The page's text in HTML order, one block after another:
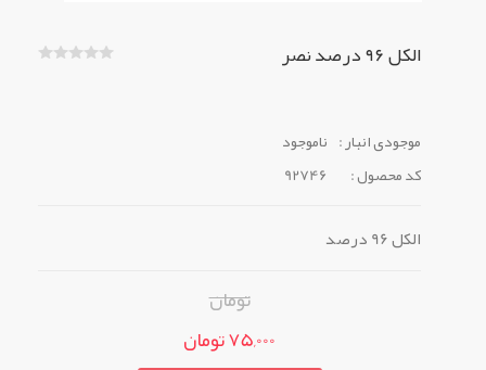
الکل ۹۶ درصد نصر
موجودی انبار : ناموجود
کد محصول :
92746
الکل 96 درصد
تومان
75,000 تومان